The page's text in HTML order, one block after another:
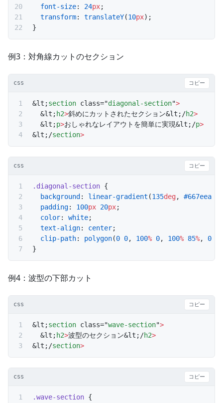
  font-size
: 24px;
  transform
: translateY(10px);
}
例3：対角線カットのセクション
css コピー
&lt;section class="diagonal-section">
  &lt;
h2>斜めにカットされたセクション&lt;/h2>
  &lt;
p>おしゃれなレイアウトを簡単に実現&lt;/p>
&lt;/section>
css コピー
.diagonal-section {
  background
: linear-gradient (135deg, #667eea
  padding
: 100px 20px;
  color
: white;
  text-align
: center;
  clip-path
: polygon(0 0, 100% 0, 100% 85%, 0
}
例4：波型の下部カット
css コピー
&lt;section class="wave-section">
  &lt;
h2>波型のセクション&lt;/h2>
&lt;/section>
css コピー
.wave-section {